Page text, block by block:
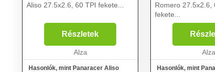
Aliso 27.5x2.6, 60 TPI fekete...
Részletek
Alza
Hasonlók, mint Panaracer Aliso
Romero 27.5x2.6,
fekete...
Alza
Hasonlók, mint